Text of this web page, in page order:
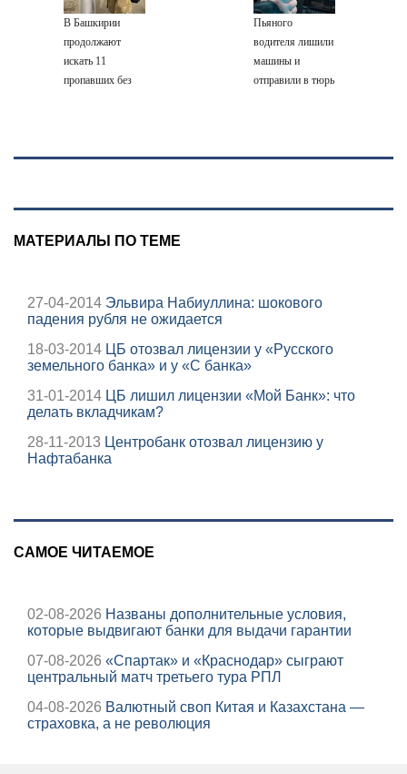
Украины от
военкора Коца
В Башкирии
продолжают
искать 11
пропавших без
Пьяного
водителя лишили
машины и
отправили в тюрь
МАТЕРИАЛЫ ПО ТЕМЕ
27-04-2014 Эльвира Набиуллина: шокового
падения рубля не ожидается
18-03-2014 ЦБ отозвал лицензии у «Русского
земельного банка» и у «С банка»
31-01-2014 ЦБ лишил лицензии «Мой Банк»: что
делать вкладчикам?
28-11-2013 Центробанк отозвал лицензию у
Нафтабанка
САМОЕ ЧИТАЕМОЕ
02-08-2026 Названы дополнительные условия,
которые выдвигают банки для выдачи гарантии
07-08-2026 «Спартак» и «Краснодар» сыграют
центральный матч третьего тура РПЛ
04-08-2026 Валютный своп Китая и Казахстана —
страховка, а не революция